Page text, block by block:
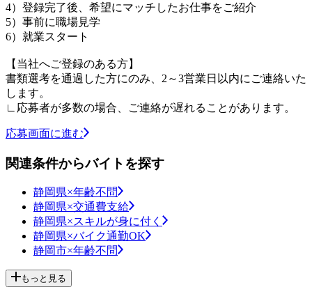
4）登録完了後、希望にマッチしたお仕事をご紹介
5）事前に職場見学
6）就業スタート
【当社へご登録のある方】
書類選考を通過した方にのみ、2～3営業日以内にご連絡いた
します。
∟応募者が多数の場合、ご連絡が遅れることがあります。
応募画面に進む
関連条件からバイトを探す
静岡県×年齢不問
静岡県×交通費支給
静岡県×スキルが身に付く
静岡県×バイク通勤OK
静岡市×年齢不問
もっと見る